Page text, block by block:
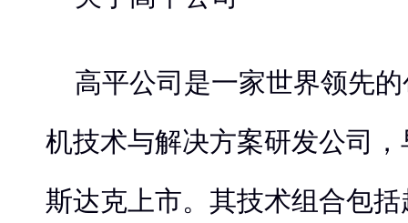
高平公司是一家世界领先
机技术与解决方案研发公司，
斯达克上市。其技术组合包